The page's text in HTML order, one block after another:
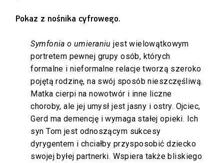
Pokaz z nośnika cyfrowego.
Symfonia o umieraniu jest wielowątkowym
portretem pewnej grupy osób, których
formalne i nieformalne relacje tworzą szeroko
pojętą rodzinę, na swój sposób nieszczęśliwą.
Matka cierpi na nowotwór i inne liczne
choroby, ale jej umysł jest jasny i ostry. Ojciec,
Gerd ma demencję i wymaga stałej opieki. Ich
syn Tom jest odnoszącym sukcesy
dyrygentem i chciałby przysposobić dziecko
swojej byłej partnerki. Wspiera także bliskiego